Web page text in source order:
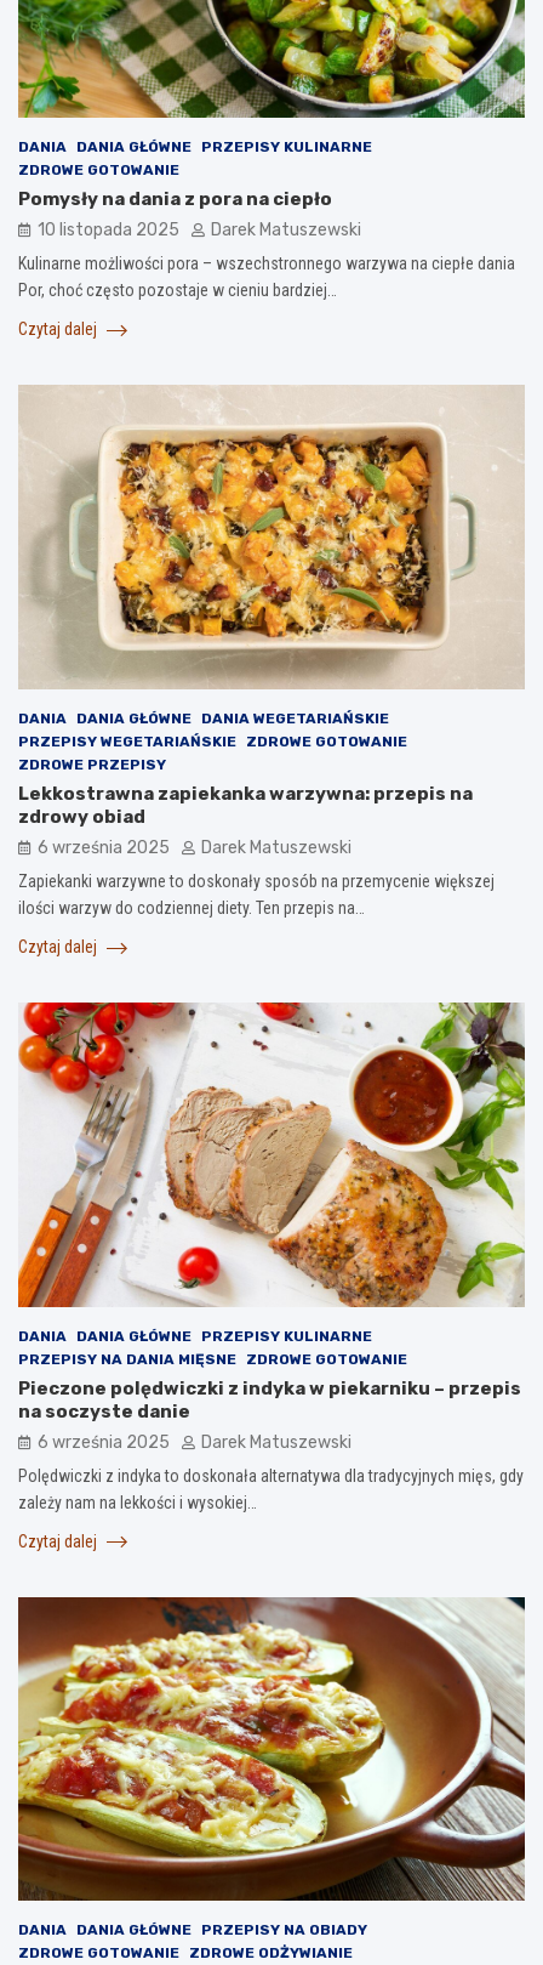
DANIA DANIA GŁÓWNE
PRZEPISY KULINARNE
ZDROWE GOTOWANIE
Pomysły na dania z pora na ciepło
10 listopada 2025 Darek Matuszewski
Kulinarne możliwości pora – wszechstronnego warzywa na ciepłe dania
Por, choć często pozostaje w cieniu bardziej…
Czytaj dalej
DANIA DANIA GŁÓWNE
DANIA WEGETARIAŃSKIE
PRZEPISY WEGETARIAŃSKIE
ZDROWE GOTOWANIE
ZDROWE PRZEPISY
Lekkostrawna zapiekanka warzywna: przepis na
zdrowy obiad
6 września 2025 Darek Matuszewski
Zapiekanki warzywne to doskonały sposób na przemycenie większej
ilości warzyw do codziennej diety. Ten przepis na…
Czytaj dalej
DANIA DANIA GŁÓWNE
PRZEPISY KULINARNE
PRZEPISY NA DANIA MIĘSNE
ZDROWE GOTOWANIE
Pieczone polędwiczki z indyka w piekarniku – przepis
na soczyste danie
6 września 2025 Darek Matuszewski
Polędwiczki z indyka to doskonała alternatywa dla tradycyjnych mięs, gdy
zależy nam na lekkości i wysokiej…
Czytaj dalej
DANIA DANIA GŁÓWNE
PRZEPISY NA OBIADY
ZDROWE GOTOWANIE
ZDROWE ODŻYWIANIE